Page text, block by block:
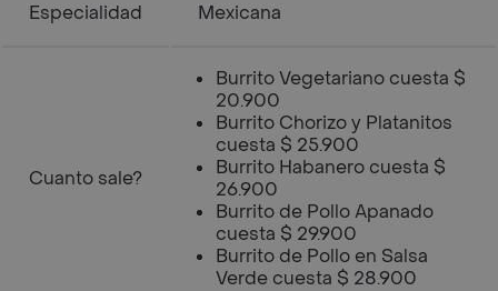
Especialidad Mexicana
Cuanto sale?
Burrito Vegetariano cuesta $
20.900
Burrito Chorizo y Platanitos
cuesta $ 25.900
Burrito Habanero cuesta $
26.900
Burrito de Pollo Apanado
cuesta $ 29.900
Burrito de Pollo en Salsa
Verde cuesta $ 28.900